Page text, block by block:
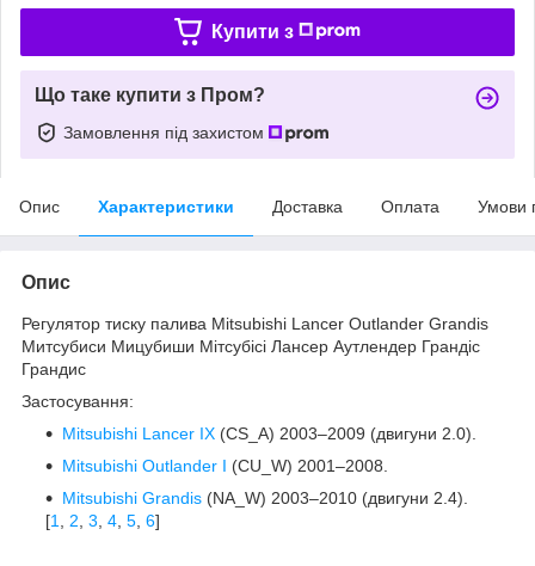
Купити з
Що таке купити з Пром?
Замовлення під захистом
Опис Характеристики Доставка Оплата Умови
Опис
Регулятор тиску палива Mitsubishi Lancer Outlander Grandis
Митсубиси Мицубиши Мітсубісі Лансер Аутлендер Грандіс
Грандис
Застосування:
Mitsubishi Lancer IX (CS_A) 2003–2009 (двигуни 2.0).
Mitsubishi Outlander I (CU_W) 2001–2008.
Mitsubishi Grandis (NA_W) 2003–2010 (двигуни 2.4).
[1 2 3 4 5 6]